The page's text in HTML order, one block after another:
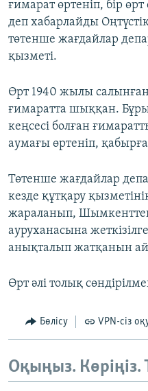
ғимарат өртеніп, бір
деп хабарлайды
төтенше жағдайлар
қызметі.
Өрт 1940 жылы салынған,
ғимаратта шыққан.
кеңсесі болған
аумағы өртеніп,
Төтенше жағдайлар
кезде құтқару
жараланып,
ауруханасына
анықталып жатқанын
Өрт әлі толық
Бөлісу VPN-сіз
Оқыңыз.